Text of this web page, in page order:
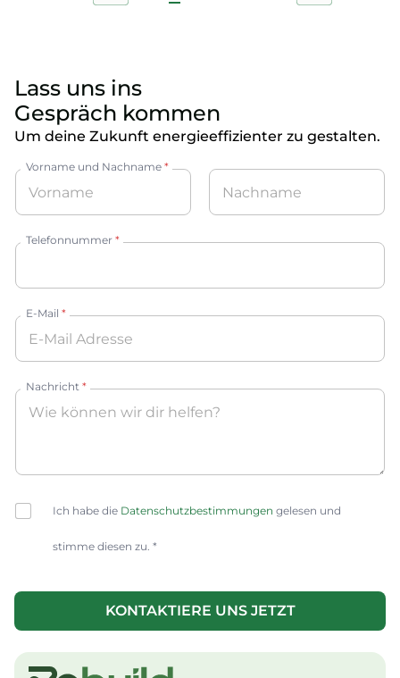
Lass uns ins
Gespräch kommen
Um deine Zukunft energieeffizienter zu gestalten.
Vorname und Nachname *
Vorname
Nachname
Telefonnummer *
E-Mail *
Nachricht *
C
h
s
*
Ich habe die Datenschutzbestimmungen gelesen und
stimme diesen zu. *
KONTAKTIERE UNS JETZT
lt
e